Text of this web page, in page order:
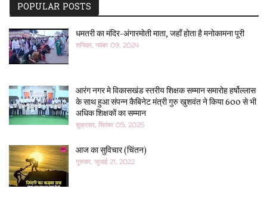
POPULAR POSTS
धमतरी का मंदिर-अंगारमोती माता, जहाँ होता है मनोकामना पूरी
शनिवार, नवंबर 09, 2024
आरंग नगर मे विकासखंड स्तरीय शिक्षक सम्मान समारोह हर्षोल्लास
के साथ हुआ संपन्न कैबिनेट मंत्री गुरु खुशवंत ने किया 600 से भी
अधिक शिक्षकों का सम्मान
शुक्रवार, सितंबर 05, 2025
आज का सुविचार (चिंतन)
गुरुवार, जुलाई 21, 2022